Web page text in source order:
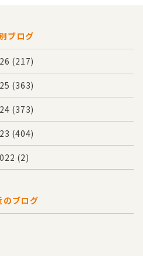
ブログ
(217)
(363)
(373)
(404)
(2)
のブログ